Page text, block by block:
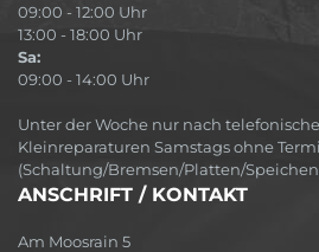
09:00 - 12:00 Uhr
13:00 - 18:00 Uhr
Sa:
09:00 - 14:00 Uhr
Unter der Woche nur nach
Kleinreparaturen Samstags ohne
(Schaltung/Bremsen/Platten/Speichen
ANSCHRIFT / KONTAKT
Am Moosrain 5